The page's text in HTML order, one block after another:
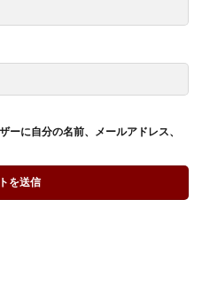
ーに自分の名前、メールアドレス、